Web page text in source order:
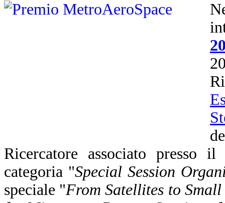
Ricercatore associato presso
categoria "Special Session
speciale "From Satellites to